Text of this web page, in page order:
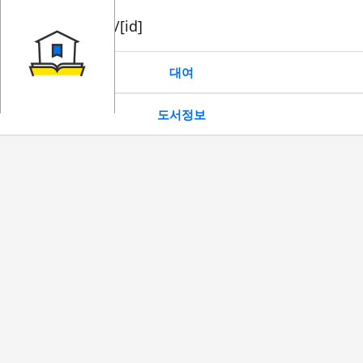
book/rent/[id]
대여
도서정보